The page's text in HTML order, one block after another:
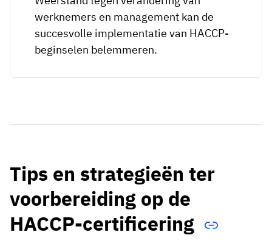
werknemers en management kan de
succesvolle implementatie van HACCP-
beginselen belemmeren.
Tips en strategieën ter
voorbereiding op de
HACCP-certificering